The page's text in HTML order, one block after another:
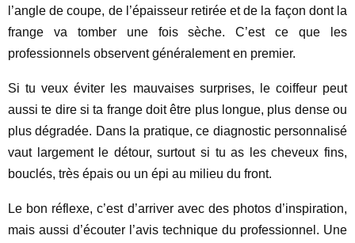
l’angle de coupe, de l’épaisseur retirée et de la façon dont la
frange va tomber une fois sèche. C’est ce que les
professionnels observent généralement en premier.
Si tu veux éviter les mauvaises surprises, le coiffeur peut
aussi te dire si ta frange doit être plus longue, plus dense ou
plus dégradée. Dans la pratique, ce diagnostic personnalisé
vaut largement le détour, surtout si tu as les cheveux fins,
bouclés, très épais ou un épi au milieu du front.
Le bon réflexe, c’est d’arriver avec des photos d’inspiration,
mais aussi d’écouter l’avis technique du professionnel. Une